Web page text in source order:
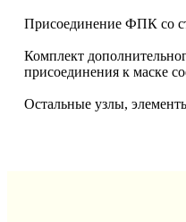
Присоединение ФПК со
Комплект
присоединения к маске
Остальные узлы,